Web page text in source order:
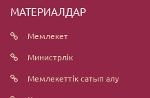
МАТЕРИАЛДАР
Мемлекет
Министрлік
Мемлекеттік сатып алу